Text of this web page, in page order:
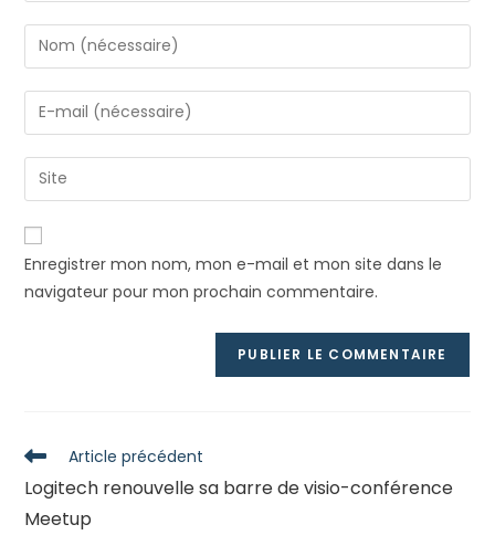
Enter
your
name
or
to
comment
Enter
your
email
address
comment
Saisir
l’URL
de
votre
(facultatif)
Enregistrer mon nom, mon e-mail et mon site dans le
navigateur pour mon prochain commentaire.
Read
articles
Article précédent
Logitech renouvelle sa barre de visio-conférence
Meetup